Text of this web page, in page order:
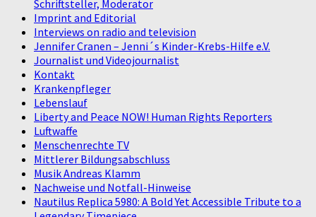
Schriftsteller, Moderator
Imprint and Editorial
Interviews on radio and television
Jennifer Cranen – Jenni´s Kinder-Krebs-Hilfe e.V.
Journalist und Videojournalist
Kontakt
Krankenpfleger
Lebenslauf
Liberty and Peace NOW! Human Rights Reporters
Luftwaffe
Menschenrechte TV
Mittlerer Bildungsabschluss
Musik Andreas Klamm
Nachweise und Notfall-Hinweise
Nautilus Replica 5980: A Bold Yet Accessible Tribute to a